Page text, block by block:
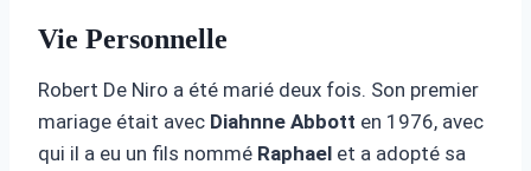
Vie Personnelle
Robert De Niro a été marié deux fois. Son premier
mariage était avec Diahnne Abbott en 1976, avec
qui il a eu un fils nommé Raphael et a adopté sa